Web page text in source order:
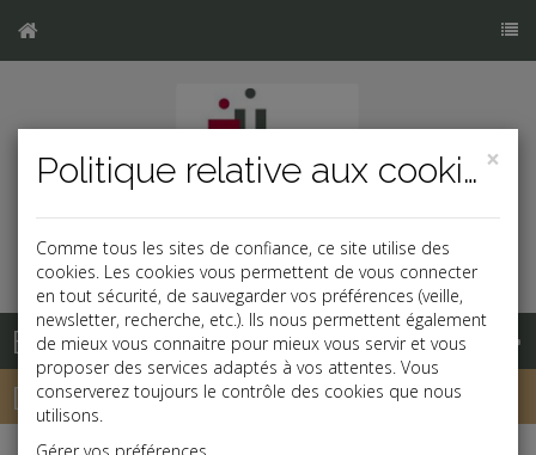
Base documentaire
Dépêches
×
Politique relative aux cookies
Comme tous les sites de confiance, ce site utilise des
cookies. Les cookies vous permettent de vous connecter
en tout sécurité, de sauvegarder vos préférences (veille,
newsletter, recherche, etc.). Ils nous permettent également
de mieux vous connaitre pour mieux vous servir et vous
proposer des services adaptés à vos attentes. Vous
conserverez toujours le contrôle des cookies que nous
utilisons.